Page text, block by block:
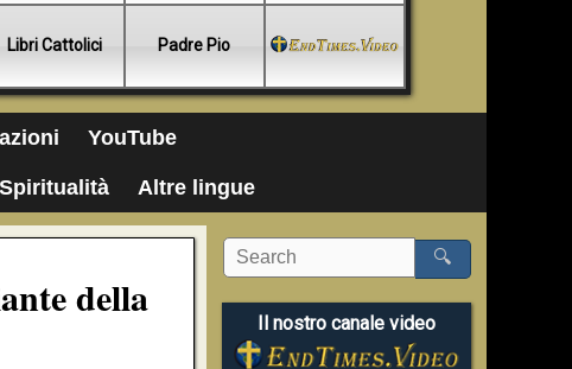
Libri Cattolici Padre Pio
YouTube
Spiritualità Altre lingue
della
🔍
Il nostro canale video